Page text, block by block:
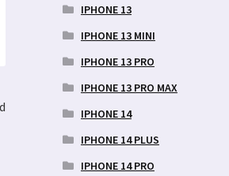
IPHONE 13
IPHONE 13 MINI
IPHONE 13 PRO
IPHONE 13 PRO MAX
IPHONE 14
IPHONE 14 PLUS
IPHONE 14 PRO